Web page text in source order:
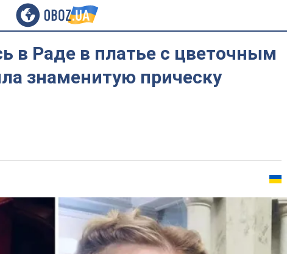
в Раде в платье с цветочным
знаменитую прическу